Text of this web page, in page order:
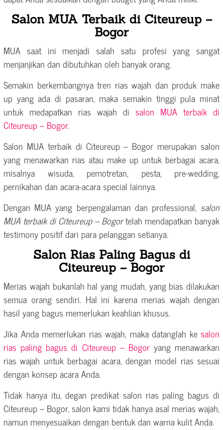
Salon MUA Terbaik di Citeureup –
Bogor
MUA saat ini menjadi salah satu profesi yang sangat
menjanjikan dan dibutuhkan oleh banyak orang.
Semakin berkembangnya tren rias wajah dan produk make
up yang ada di pasaran, maka semakin tinggi pula minat
untuk medapatkan rias wajah di salon MUA terbaik di
Citeureup – Bogor.
Salon MUA terbaik di Citeureup – Bogor merupakan salon
yang menawarkan rias atau make up untuk berbagai acara,
misalnya wisuda, pemotretan, pesta, pre-wedding,
pernikahan dan acara-acara special lainnya.
Dengan MUA yang berpengalaman dan professional, salon
MUA terbaik di Citeureup – Bogortelah mendapatkan banyak
testimony positif dari para pelanggan setianya.
Salon Rias Paling Bagus di
Citeureup – Bogor
Merias wajah bukanlah hal yang mudah, yang bias dilakukan
semua orang sendiri. Hal ini karena merias wajah dengan
hasil yang bagus memerlukan keahlian khusus.
Jika Anda memerlukan rias wajah, maka datanglah ke salon
rias paling bagus di Citeureup – Bogoryang menawarkan
rias wajah untuk berbagai acara, dengan model rias sesuai
dengan konsep acara Anda.
Tidak hanya itu, degan predikat salon rias paling bagus di
Citeureup – Bogor, salon kami tidak hanya asal merias wajah,
namun menyesuaikan dengan bentuk dan warna kulit Anda.